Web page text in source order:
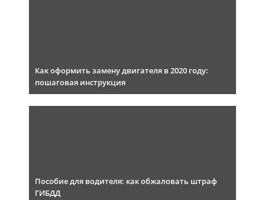
Как оформить замену двигателя в 2020 году:
пошаговая инструкция
Пособие для водителя: как обжаловать штраф
ГИБДД